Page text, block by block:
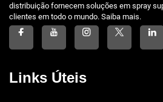
distribuição fornecem soluções em spray
clientes em todo o mundo. Saiba mais.
Links Úteis